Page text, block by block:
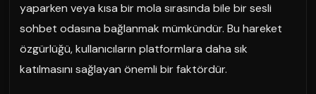
yaparken veya kısa bir mola sırasında bile bir sesli
sohbet odasına bağlanmak mümkündür. Bu hareket
özgürlüğü, kullanıcıların platformlara daha sık
katılmasını sağlayan önemli bir faktördür.